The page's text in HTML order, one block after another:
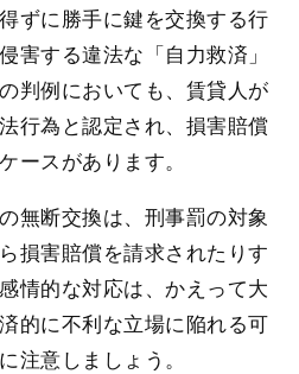
ずに勝手に鍵を交換する行
害する違法な「自力救済」
判例においても、賃貸人が
行為と認定され、損害賠償
ースがあります。
無断交換は、刑事罰の対象
損害賠償を請求されたりす
情的な対応は、かえって大
的に不利な立場に陥れる可
注意しましょう。